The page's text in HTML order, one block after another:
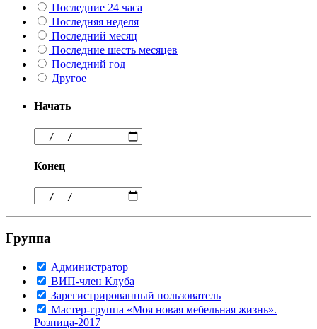
Последние 24 часа
Последняя неделя
Последний месяц
Последние шесть месяцев
Последний год
Другое
Начать
Конец
Группа
Администратор
ВИП-член Клуба
Зарегистрированный пользователь
Мастер-группа «Моя новая мебельная жизнь».
Розница-2017